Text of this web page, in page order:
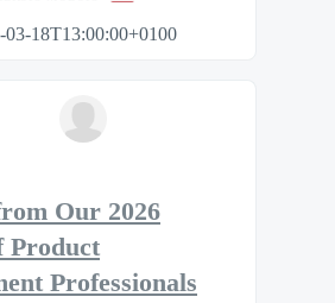
03-18T13:00:00+0100
Our 2026
Product
Professionals